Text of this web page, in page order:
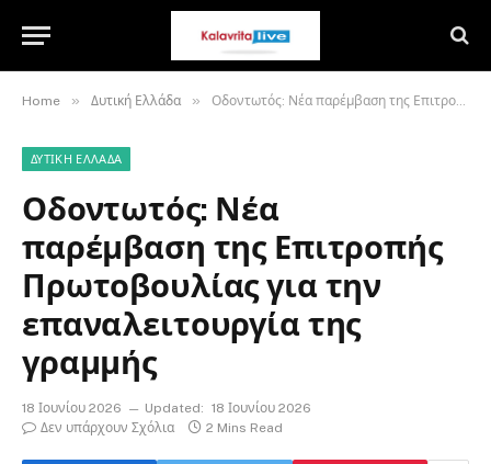
Home » Δυτική Ελλάδα » Οδοντωτός: Νέα παρέμβαση της Επιτροπής Πρωτοβουλίας για την επαναλειτουργία της γραμμής
ΔΥΤΙΚΉ ΕΛΛΆΔΑ
Οδοντωτός: Νέα
παρέμβαση της Επιτροπής
Πρωτοβουλίας για την
επαναλειτουργία της
γραμμής
18 Ιουνίου 2026 Updated: 18 Ιουνίου 2026
Δεν υπάρχουν Σχόλια
2 Mins Read